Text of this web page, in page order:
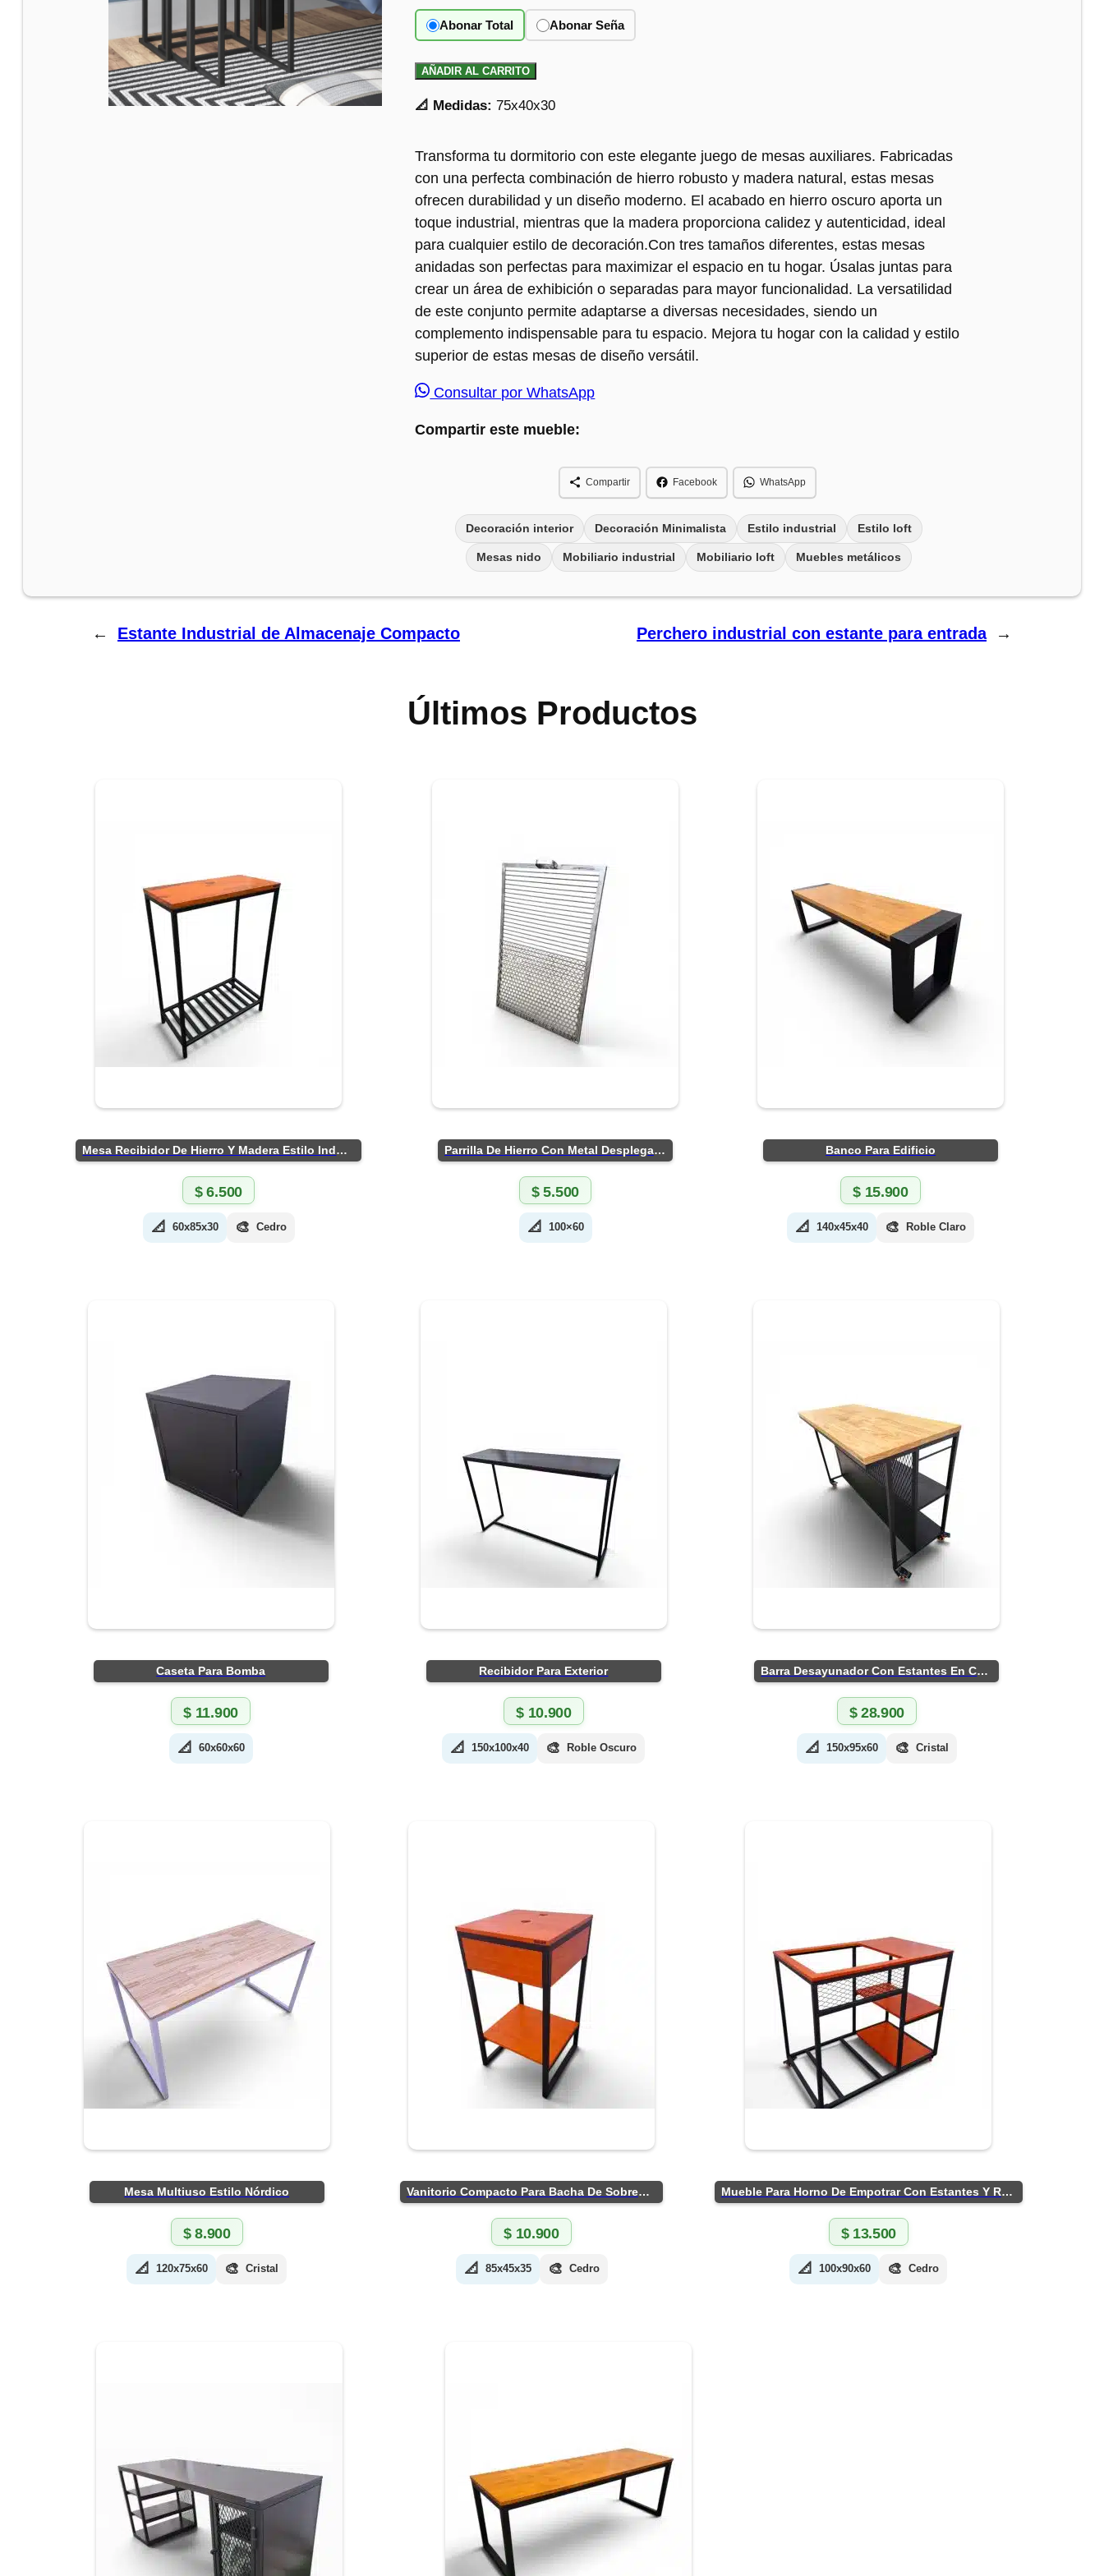
Abonar Total Abonar Seña
AÑADIR AL CARRITO
📐 Medidas: 75x40x30
Transforma tu dormitorio con este elegante juego de mesas auxiliares. Fabricadas
con una perfecta combinación de hierro robusto y madera natural, estas mesas
ofrecen durabilidad y un diseño moderno. El acabado en hierro oscuro aporta un
toque industrial, mientras que la madera proporciona calidez y autenticidad, ideal
para cualquier estilo de decoración.Con tres tamaños diferentes, estas mesas
anidadas son perfectas para maximizar el espacio en tu hogar. Úsalas juntas para
crear un área de exhibición o separadas para mayor funcionalidad. La versatilidad
de este conjunto permite adaptarse a diversas necesidades, siendo un
complemento indispensable para tu espacio. Mejora tu hogar con la calidad y estilo
superior de estas mesas de diseño versátil.
Consultar por WhatsApp
Compartir este mueble:
Compartir Facebook WhatsApp
Decoración interior Decoración Minimalista Estilo industrial Estilo loft
Mesas nido Mobiliario industrial Mobiliario loft Muebles metálicos
← Estante Industrial de Almacenaje Compacto Perchero industrial con estante para entrada →
Últimos Productos
Mesa Recibidor De Hierro Y Madera Estilo Industrial
$6.500
📐 60x85x30 🎨 Cedro
Parrilla De Hierro Con Metal Desplegado
$5.500
📐 100×60
Banco Para Edificio
$15.900
📐 140x45x40 🎨 Roble Claro
Caseta Para Bomba
$ 11.900
📐 60x60x60
Recibidor Para Exterior
$10.900
📐 150x100x40 🎨 Roble Oscuro
Barra Desayunador Con Estantes En Chapa
$28.900
📐 150x95x60 🎨 Cristal
Mesa Multiuso Estilo Nórdico
$8.900
📐 120x75x60 🎨 Cristal
Vanitorio Compacto Para Bacha De Sobreponer
$10.900
📐 85x45x35 🎨 Cedro
Mueble Para Horno De Empotrar Con Estantes Y Ruedas
$13.500
📐 100x90x60 🎨 Cedro